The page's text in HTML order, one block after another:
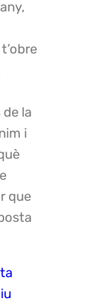
la
i
que